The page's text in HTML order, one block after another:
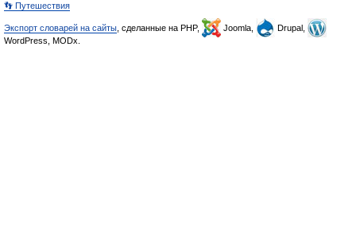
👣 Путешествия
Экспорт словарей на сайты , сделанные на PHP, Joomla,
Drupal,
WordPress, MODx.